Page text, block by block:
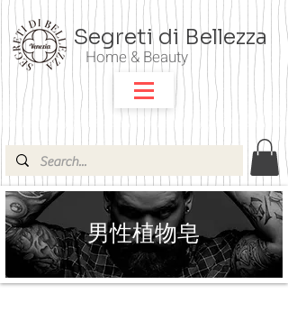
Segreti di Bellezza
Home & Beauty
男性植物皂